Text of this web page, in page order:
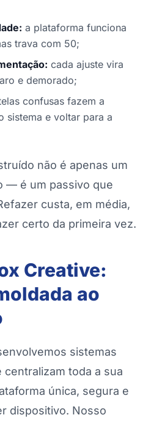
a plataforma funciona
trava com 50;
cada ajuste vira
e demorado;
confusas fazem a
sistema e voltar para a
não é apenas um
— é um passivo que
custa, em média,
certo da primeira vez.
Creative:
ao
sistemas
toda a sua
única, segura e
dispositivo. Nosso